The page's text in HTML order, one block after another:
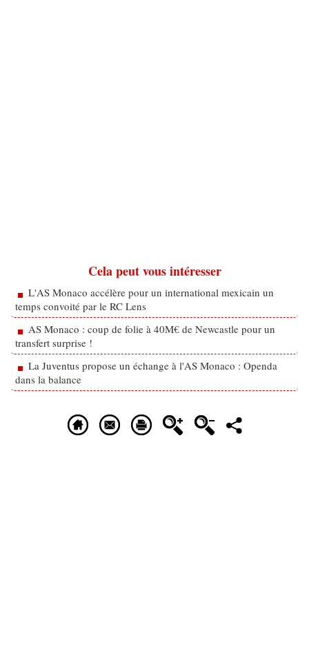
Cela peut vous intéresser
L'AS Monaco accélère pour un international mexicain un
temps convoité par le RC Lens
AS Monaco : coup de folie à 40M€ de Newcastle pour un
transfert surprise !
La Juventus propose un échange à l'AS Monaco : Openda
dans la balance